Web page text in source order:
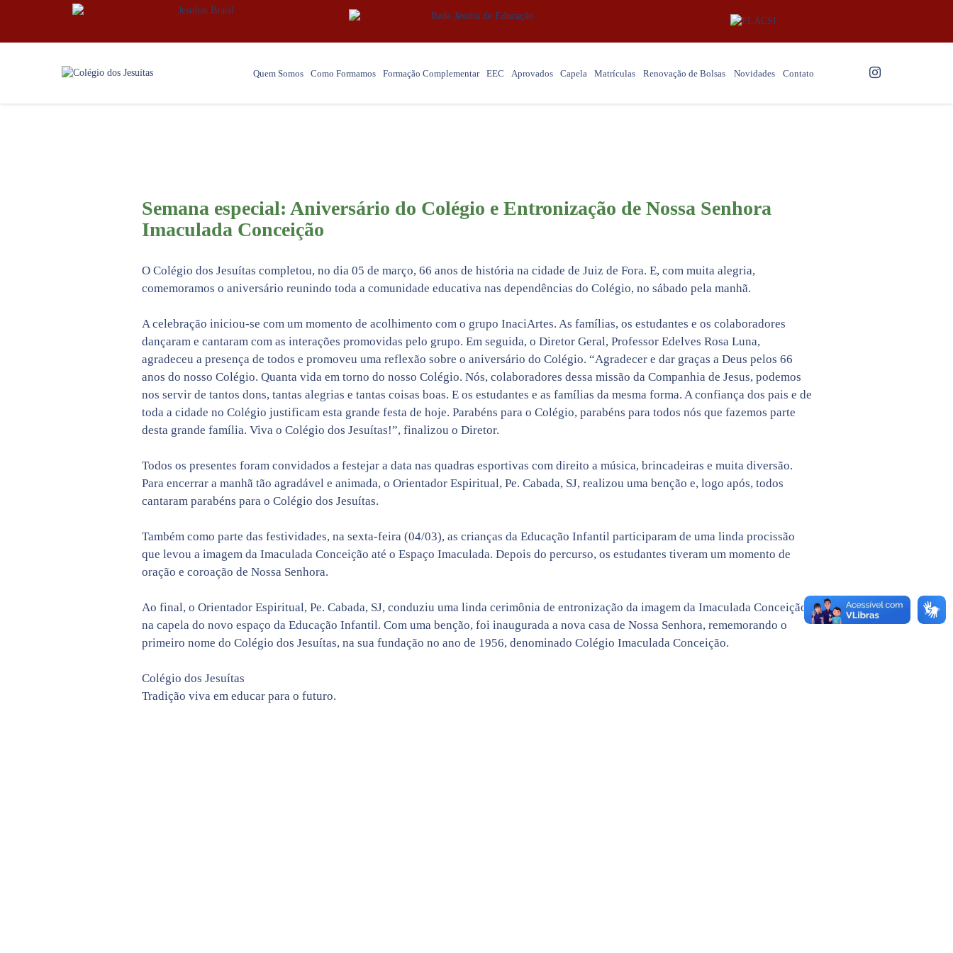
Quem Somos Como Formamos Formação Complementar EEC Aprovados Capela Matrículas Renovação de Bolsas Novidades Contato
Semana especial: Aniversário do Colégio e Entronização de Nossa Senhora
Imaculada Conceição
O Colégio dos Jesuítas completou, no dia 05 de março, 66 anos de história na cidade de Juiz de Fora. E, com muita alegria,
comemoramos o aniversário reunindo toda a comunidade educativa nas dependências do Colégio, no sábado pela manhã.
A celebração iniciou-se com um momento de acolhimento com o grupo InaciArtes. As famílias, os estudantes e os colaboradores
dançaram e cantaram com as interações promovidas pelo grupo. Em seguida, o Diretor Geral, Professor Edelves Rosa Luna,
agradeceu a presença de todos e promoveu uma reflexão sobre o aniversário do Colégio. “Agradecer e dar graças a Deus pelos 66
anos do nosso Colégio. Quanta vida em torno do nosso Colégio. Nós, colaboradores dessa missão da Companhia de Jesus, podemos
nos servir de tantos dons, tantas alegrias e tantas coisas boas. E os estudantes e as famílias da mesma forma. A confiança dos pais e de
toda a cidade no Colégio justificam esta grande festa de hoje. Parabéns para o Colégio, parabéns para todos nós que fazemos parte
desta grande família. Viva o Colégio dos Jesuítas!”, finalizou o Diretor.
Todos os presentes foram convidados a festejar a data nas quadras esportivas com direito a música, brincadeiras e muita diversão.
Para encerrar a manhã tão agradável e animada, o Orientador Espiritual, Pe. Cabada, SJ, realizou uma benção e, logo após, todos
cantaram parabéns para o Colégio dos Jesuítas.
Também como parte das festividades, na sexta-feira (04/03), as crianças da Educação Infantil participaram de uma linda procissão
que levou a imagem da Imaculada Conceição até o Espaço Imaculada. Depois do percurso, os estudantes tiveram um momento de
oração e coroação de Nossa Senhora.
Ao final, o Orientador Espiritual, Pe. Cabada, SJ, conduziu uma linda cerimônia de entronização da imagem da Imaculada Conceição
na capela do novo espaço da Educação Infantil. Com uma benção, foi inaugurada a nova casa de Nossa Senhora, rememorando o
primeiro nome do Colégio dos Jesuítas, na sua fundação no ano de 1956, denominado Colégio Imaculada Conceição.
Colégio dos Jesuítas
Tradição viva em educar para o futuro.